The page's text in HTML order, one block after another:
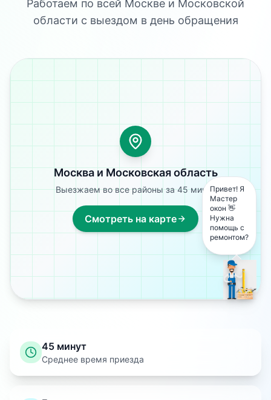
Работаем по всей Москве и Московской
области с выездом в день обращения
Москва и Московская область
Выезжаем во все районы за 45 минут
Смотреть на карте
45 минут
Среднее время приезда
Привет! Я
Мастер
окон 👋
Нужна
помощь с
ремонтом?